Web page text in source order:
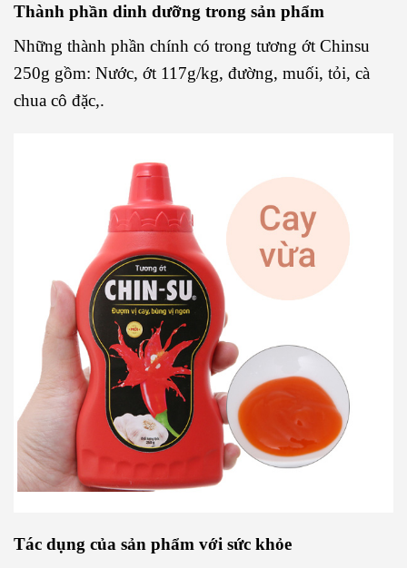
Thành phần dinh dưỡng trong sản phẩm
Những thành phần chính có trong tương ớt Chinsu
250g gồm: Nước, ớt 117g/kg, đường, muối, tỏi, cà
chua cô đặc,.
Tác dụng của sản phẩm với sức khỏe